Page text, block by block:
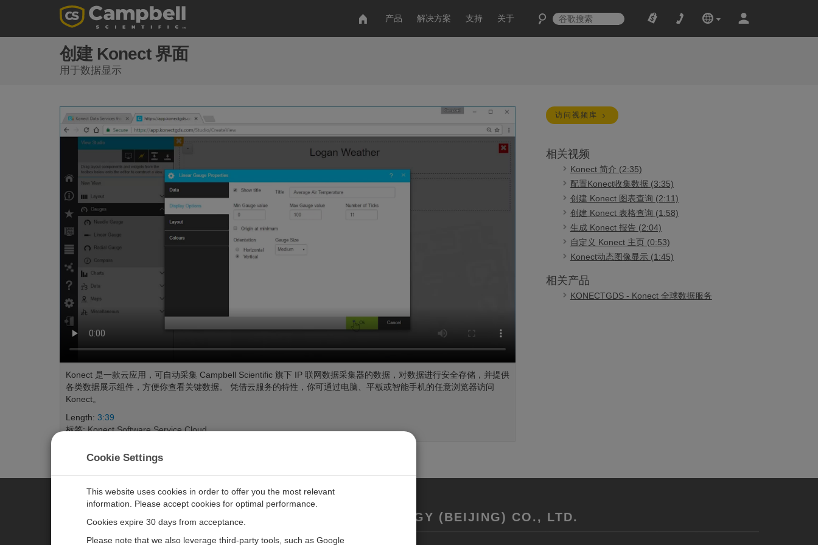
产品 解决方案 支持 关于
创建 Konect 界面
用于数据显示
Konect 是一款云应用，可自动采集 Campbell Scientific 旗下 IP 联网数据采集器的数据，对数据进行安全存储，并提供
各类数据展示组件，方便你查看关键数据。 凭借云服务的特性，你可通过电脑、平板或智能手机的任意浏览器访问
Konect。
Length: 3:39
标签: Konect Software Service Cloud
访问视频库
相关视频
Konect 简介 (2:35)
配置Konect收集数据 (3:35)
创建 Konect 图表查询 (2:11)
创建 Konect 表格查询 (1:58)
生成 Konect 报告 (2:04)
自定义 Konect 主页 (0:53)
Konect动态图像显示 (1:45)
相关产品
KONECTGDS - Konect 全球数据服务
CAMPBELL SCIENTIFIC MEASUREMENT TECHNOLOGY (BEIJING) CO., LTD.
Cookie Settings
This website uses cookies in order to offer you the most relevant
information. Please accept cookies for optimal performance.
Cookies expire 30 days from acceptance.
Please note that we also leverage third-party tools, such as Google